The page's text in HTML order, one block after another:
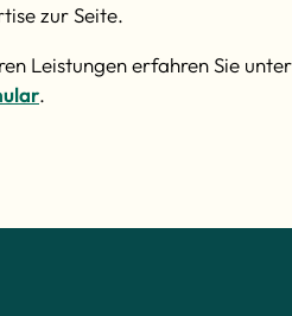
zur Seite.
Leistungen erfahren Sie unter
.